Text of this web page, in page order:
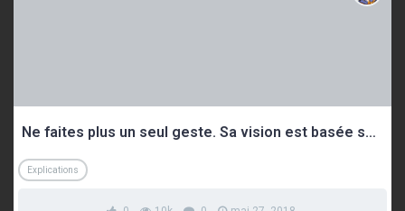
Ne faites plus un seul geste. Sa vision est basée sur le mouvement.
Explications